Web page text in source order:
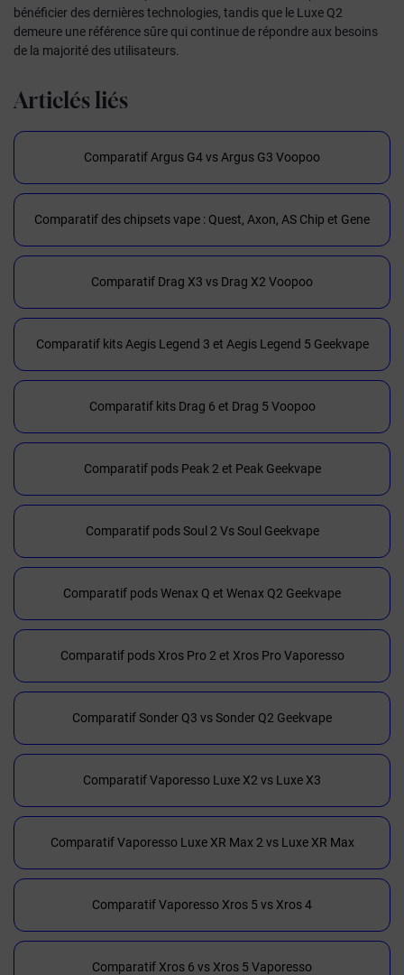
bénéficier des dernières technologies, tandis que le Luxe Q2
demeure une référence sûre qui continue de répondre aux besoins
de la majorité des utilisateurs.
Articlés liés
Comparatif Argus G4 vs Argus G3 Voopoo
Comparatif des chipsets vape : Quest, Axon, AS Chip et Gene
Comparatif Drag X3 vs Drag X2 Voopoo
Comparatif kits Aegis Legend 3 et Aegis Legend 5 Geekvape
Comparatif kits Drag 6 et Drag 5 Voopoo
Comparatif pods Peak 2 et Peak Geekvape
Comparatif pods Soul 2 Vs Soul Geekvape
Comparatif pods Wenax Q et Wenax Q2 Geekvape
Comparatif pods Xros Pro 2 et Xros Pro Vaporesso
Comparatif Sonder Q3 vs Sonder Q2 Geekvape
Comparatif Vaporesso Luxe X2 vs Luxe X3
Comparatif Vaporesso Luxe XR Max 2 vs Luxe XR Max
Comparatif Vaporesso Xros 5 vs Xros 4
Comparatif Xros 6 vs Xros 5 Vaporesso